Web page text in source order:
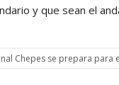
y que sean el
Chepes se prepara para